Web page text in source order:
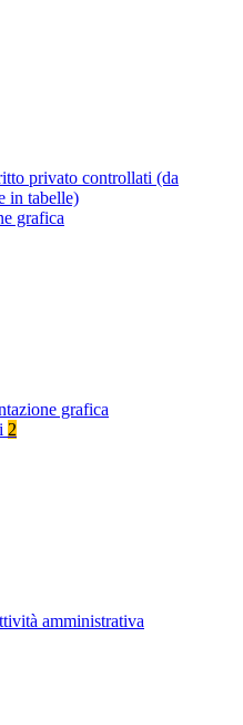
privato controllati (da
in tabelle)
grafica
grafica
2
amministrativa